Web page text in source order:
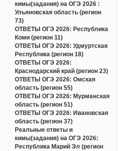
кимы(задания) на ОГЭ 2026 :
Ульяновская область (регион
73)
ОТВЕТЫ ОГЭ 2026: Республика
Коми (регион 11)
ОТВЕТЫ ОГЭ 2026: Удмуртская
Республика (регион 18)
ОТВЕТЫ ОГЭ 2026:
Краснодарский край (регион 23)
ОТВЕТЫ ОГЭ 2026: Омская
область (регион 55)
ОТВЕТЫ ОГЭ 2026: Мурманская
область (регион 51)
ОТВЕТЫ ОГЭ 2026: Ивановская
область (регион 37)
Реальные ответы и
кимы(задания) на ОГЭ 2026:
Республика Марий Эл (регион